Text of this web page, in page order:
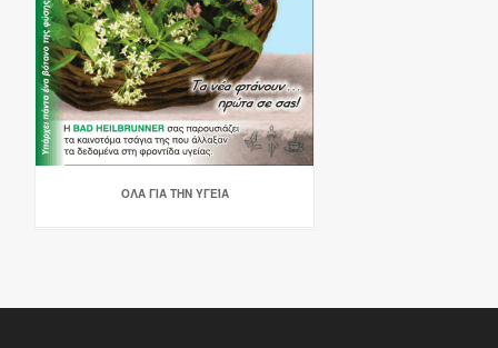
ΟΛΑ ΓΙΑ ΤΗΝ ΥΓΕΊΑ